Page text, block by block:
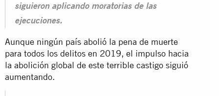
siguieron aplicando moratorias de las
ejecuciones.
Aunque ningún país abolió la pena de muerte
para todos los delitos en 2019, el impulso hacia
la abolición global de este terrible castigo siguió
aumentando.